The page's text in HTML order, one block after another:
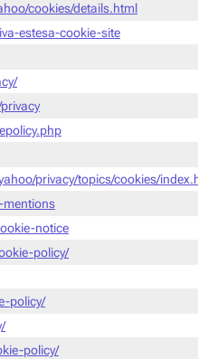
cookies/details.html
estesa-cookie-site
privacy/topics/cookies/
mentions
notice
policy/
policy/
policy/